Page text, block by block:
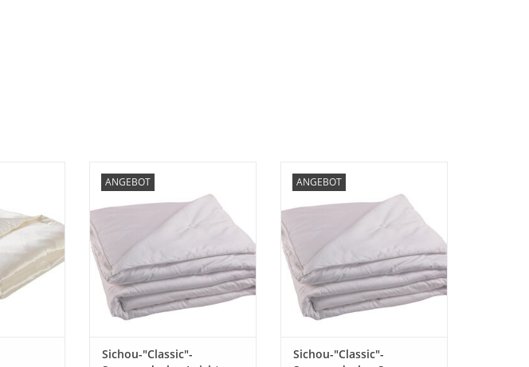
aus
gefüllt
LUXUS
und
für warme
ANGEBOTLeicht - Eine leichte
Sommerzudecke aus einem
feinen 100% Baumwollsatin,
gefüllt mit 100% Maulbeerseide.
Eine Decke zum Einkuscheln und
Wohlfühlen, eine tolle
Sommerzudecke fürLiebhaber
besonders leichter und
anschmiegsamer De
Sichou-"Classic"-
ANGEBOT
leicht - Eine super leichte
Sommerzudecke aus einem
feinen 100% Baumwollsatin,
gefüllt mit 100% Maulbeerseide.
Eine Decke zum Einkuscheln und
Wohlfühlen, eine tolle
Sommerzudecke fürLiebhaber
besonders leichter und ansch
ZUM WARENKORB HINZUFÜGEN
Sichou-"Classic"-